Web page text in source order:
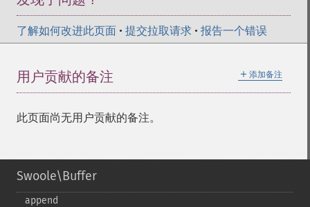
了解如何改进此页面 • 提交拉取请求 • 报告一个错误
＋ 添加备注
用户贡献的备注
此页面尚无用户贡献的备注。
Swoole\Buffer
append